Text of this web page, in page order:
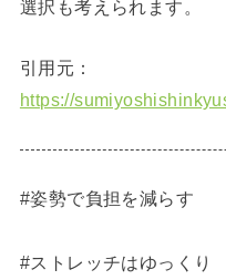
選択も考えられます。
引用元：
https://
#姿勢で負担を減らす
#ストレッチはゆっくり